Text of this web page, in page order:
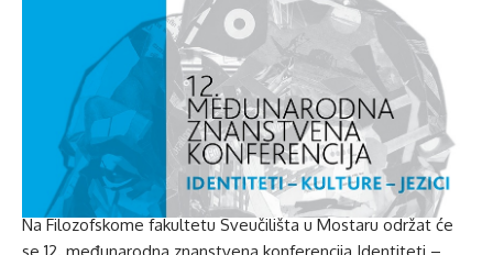
Na Filozofskome fakultetu Sveučilišta u Mostaru održat će